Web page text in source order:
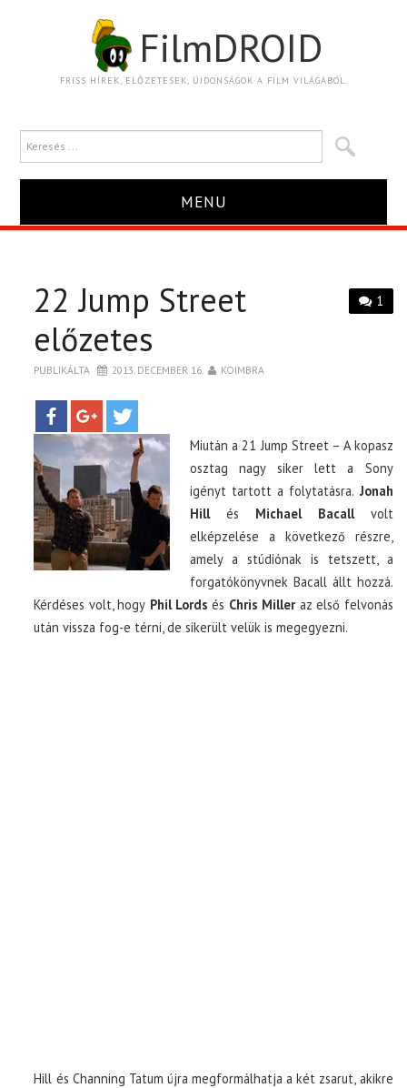
FilmDROID
FRISS HÍREK, ELŐZETESEK, ÚJDONSÁGOK A FILM VILÁGÁBÓL.
MENU
TRAILER
KRITIKA
BOXOFFICE
TOP10
KULISSZA
CIKK
PÓLÓ RENDELÉS
1
22 Jump Street
előzetes
PUBLIKÁLTA 2013. DECEMBER 16. KOIMBRA
Miután a 21 Jump Street – A kopasz
osztag nagy siker lett a Sony
igényt tartott a folytatásra. Jonah
Hillés Michael Bacallvolt
elképzelése a következő részre,
amely a stúdiónak is tetszett, a
forgatókönyvnek Bacall állt hozzá.
Kérdéses volt, hogy Phil Lords és Chris Milleraz első felvonás
után vissza fog-e térni, de sikerült velük is megegyezni.
Hill és Channing Tatum újra megformálhatja a két zsarut, akikre